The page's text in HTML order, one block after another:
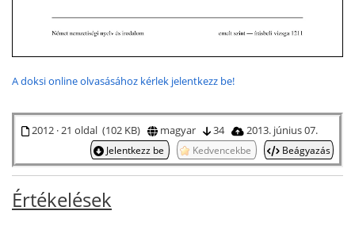
A doksi online olvasásához kérlek jelentkezz be!
2012 · 21 oldal (102 KB) magyar 34 2013. június 07.
Jelentkezz be Kedvencekbe Beágyazás
Értékelések